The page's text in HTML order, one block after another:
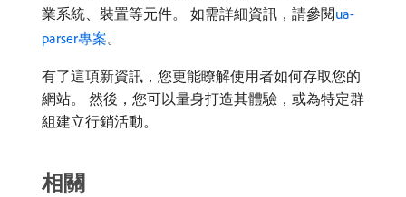
業系統、裝置等元件。 如需詳細資訊，請參閱ua-
parser專案。
有了這項新資訊，您更能瞭解使用者如何存取您的
網站。 然後，您可以量身打造其體驗，或為特定群
組建立行銷活動。
相關